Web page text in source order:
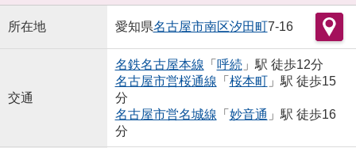
所在地 愛知県名古屋市南区汐田町7-16
交通
名鉄名古屋本線 「 呼続」駅 徒歩12分
名古屋市営桜通線 「 桜本町」駅 徒歩15
分
名古屋市営名城線 「 妙音通 」駅 徒歩16
分